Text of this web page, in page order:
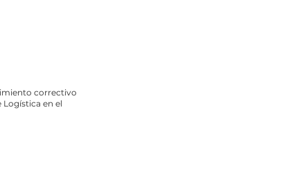
correctivo
en el